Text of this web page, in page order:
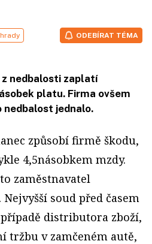
ODEBÍRAT TÉMA
z nedbalosti zaplatí
platu. Firma ovšem
nedbalost jednalo.
způsobí firmě škodu,
4,5násobkem mzdy.
zaměstnavatel
soud před časem
distributora zboží,
tržbu v zamčeném autě,